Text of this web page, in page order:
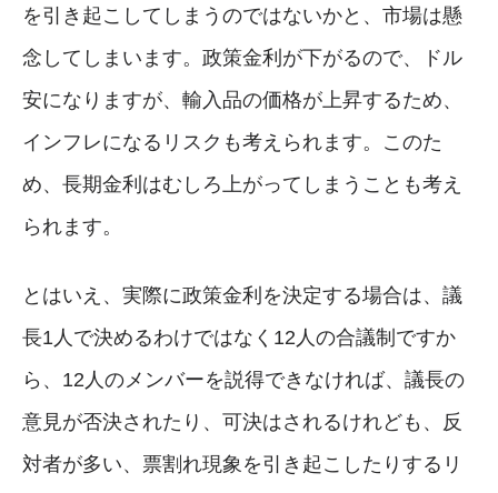
を引き起こしてしまうのではないかと、市場は懸
念してしまいます。政策金利が下がるので、ドル
安になりますが、輸入品の価格が上昇するため、
インフレになるリスクも考えられます。このた
め、長期金利はむしろ上がってしまうことも考え
られます。
とはいえ、実際に政策金利を決定する場合は、議
長1人で決めるわけではなく12人の合議制ですか
ら、12人のメンバーを説得できなければ、議長の
意見が否決されたり、可決はされるけれども、反
対者が多い、票割れ現象を引き起こしたりするリ